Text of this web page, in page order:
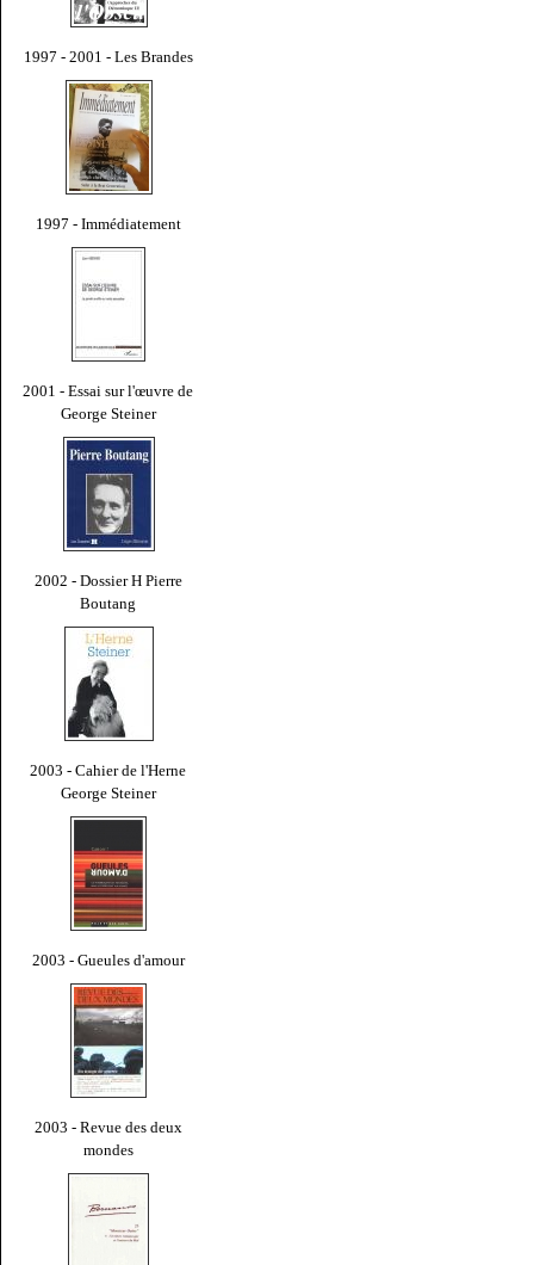
1997 - 2001 - Les Brandes
1997 - Immédiatement
2001 - Essai sur l'œuvre de
George Steiner
2002 - Dossier H Pierre
Boutang
2003 - Cahier de l'Herne
George Steiner
2003 - Gueules d'amour
2003 - Revue des deux
mondes